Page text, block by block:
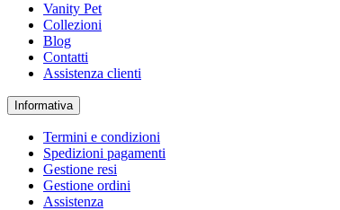
Vanity Pet
Collezioni
Blog
Contatti
Assistenza clienti
Informativa
Termini e condizioni
Spedizioni pagamenti
Gestione resi
Gestione ordini
Assistenza